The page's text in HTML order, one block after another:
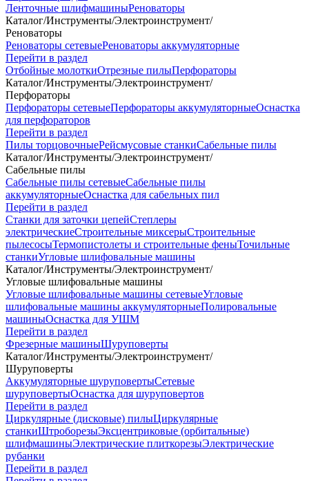
Ленточные шлифмашиныРеноваторы
Каталог/Инструменты/Электроинструмент/
Реноваторы
Реноваторы сетевыеРеноваторы аккумуляторные
Перейти в раздел
Отбойные молоткиОтрезные пилыПерфораторы
Каталог/Инструменты/Электроинструмент/
Перфораторы
Перфораторы сетевыеПерфораторы аккумуляторныеОснастка
для перфораторов
Перейти в раздел
Пилы торцовочныеРейсмусовые станкиСабельные пилы
Каталог/Инструменты/Электроинструмент/
Сабельные пилы
Сабельные пилы сетевыеСабельные пилы
аккумуляторныеОснастка для сабельных пил
Перейти в раздел
Станки для заточки цепейСтеплеры
электрическиеСтроительные миксерыСтроительные
пылесосыТермопистолеты и строительные феныТочильные
станкиУгловые шлифовальные машины
Каталог/Инструменты/Электроинструмент/
Угловые шлифовальные машины
Угловые шлифовальные машины сетевыеУгловые
шлифовальные машины аккумуляторныеПолировальные
машиныОснастка для УШМ
Перейти в раздел
Фрезерные машиныШуруповерты
Каталог/Инструменты/Электроинструмент/
Шуруповерты
Аккумуляторные шуруповертыСетевые
шуруповертыОснастка для шуруповертов
Перейти в раздел
Циркулярные (дисковые) пилыЦиркулярные
станкиШтроборезыЭксцентриковые (орбитальные)
шлифмашиныЭлектрические плиткорезыЭлектрические
рубанки
Перейти в раздел